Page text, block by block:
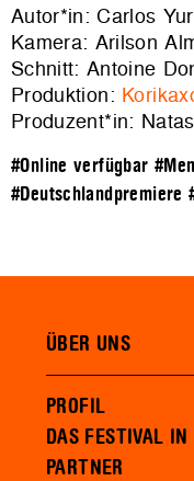
Autor*in: Carlos
Kamera: Arilson
Schnitt: Antoine
Produktion:
Produzent*in:
#Online verfügbar
#Deutschlandpremiere
ÜBER UNS
PROFIL
DAS FESTIVAL IN
PARTNER